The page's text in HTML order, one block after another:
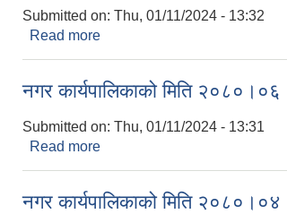
Submitted on: Thu, 01/11/2024 - 13:32
Read more
नगर कार्यपालिकाको मिति
Submitted on: Thu, 01/11/2024 - 13:31
Read more
नगर कार्यपालिकाको मिति